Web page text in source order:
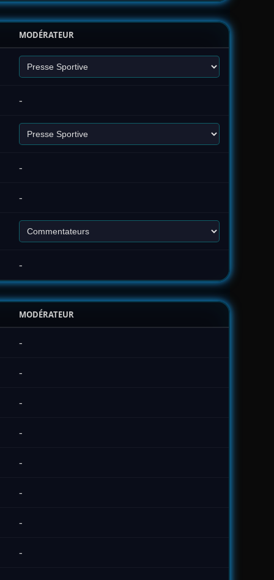
MODÉRATEUR
-
-
-
-
MODÉRATEUR
-
-
-
-
-
-
-
-